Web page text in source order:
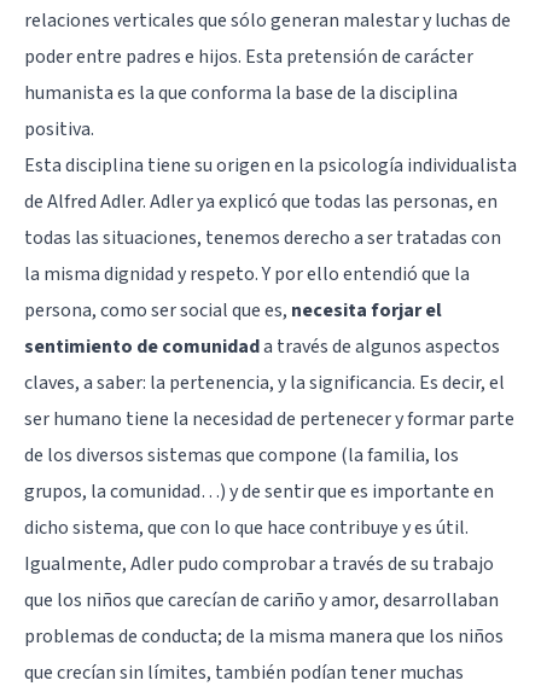
relaciones verticales que sólo generan malestar y luchas de
poder entre padres e hijos. Esta pretensión de carácter
humanista es la que conforma la base de la disciplina
positiva.
Esta disciplina tiene su origen en la psicología individualista
deAlfred Adler. Adler ya explicó que todas las personas, en
todas las situaciones, tenemos derecho a ser tratadas con
la misma dignidad y respeto. Y por ello entendió que la
persona, como ser social que es, necesita forjar el
sentimiento de comunidada través de algunos aspectos
claves, a saber: la pertenencia, y la significancia. Es decir, el
ser humano tiene la necesidad de pertenecer y formar parte
de los diversos sistemas que compone (la familia, los
grupos, la comunidad…) y de sentir que es importante en
dicho sistema, que con lo que hace contribuye y es útil.
Igualmente, Adler pudo comprobar a través de su trabajo
que los niños que carecían de cariño y amor, desarrollaban
problemas de conducta; de la misma manera que los niños
que crecían sin límites, también podían tener muchas